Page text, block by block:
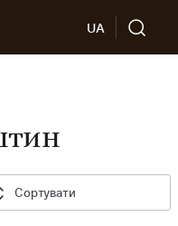
UA
Сортувати